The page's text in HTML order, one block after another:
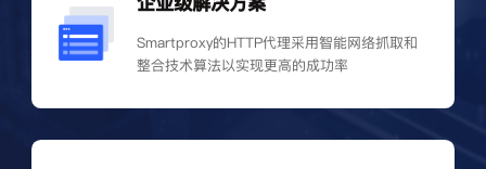
Smartproxy的HTTP代理采用智能网络抓取和
整合技术算法以实现更高的成功率